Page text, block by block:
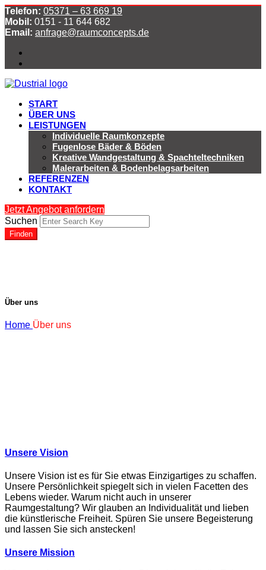
Telefon: 05371 – 63 669 19
Mobil: 0151 - 11 644 682
Email: anfrage@raumconcepts.de
START
ÜBER UNS
LEISTUNGEN
Individuelle Raumkonzepte
Fugenlose Bäder & Böden
Kreative Wandgestaltung & Spachteltechniken
Malerarbeiten & Bodenbelagsarbeiten
REFERENZEN
KONTAKT
Jetzt Angebot anfordern
Suchen
Finden
Über uns
Home Über uns
Unsere Vision
Unsere Vision ist es für Sie etwas Einzigartiges zu schaffen.
Unsere Persönlichkeit spiegelt sich in vielen Facetten des
Lebens wieder. Warum nicht auch in unserer
Raumgestaltung? Wir glauben an Individualität und lieben
die künstlerische Freiheit. Spüren Sie unsere Begeisterung
und lassen Sie sich anstecken!
Unsere Mission